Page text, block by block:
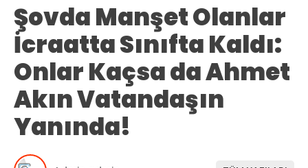
Şovda Manşet Olanlar
İcraatta Sınıfta Kaldı:
Onlar Kaçsa da Ahmet
Akın Vatandaşın
Yanında!